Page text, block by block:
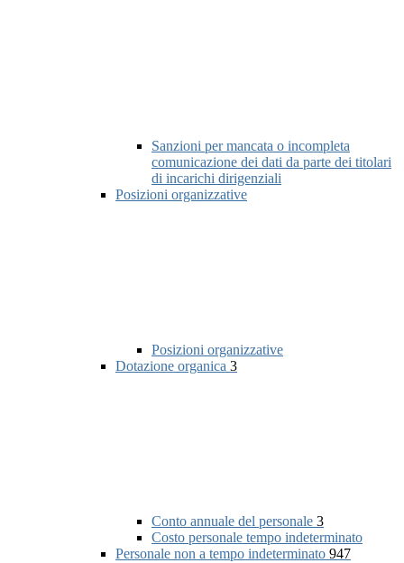
Sanzioni per mancata o incompleta
comunicazione dei dati da parte dei titolari
di incarichi dirigenziali
Posizioni organizzative
Posizioni organizzative
Dotazione organica 3
Conto annuale del personale 3
Costo personale tempo indeterminato
Personale non a tempo indeterminato 947